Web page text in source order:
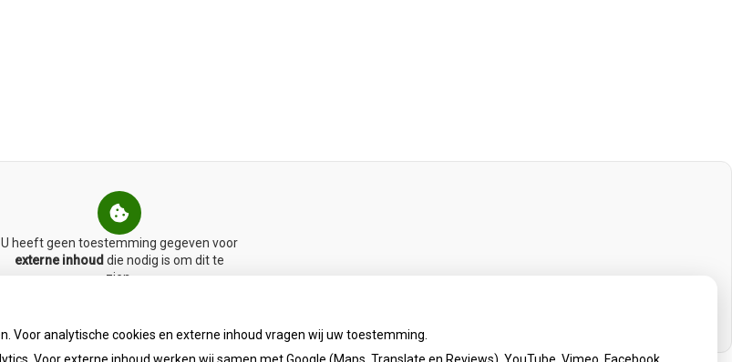
U heeft geen toestemming gegeven voor
externe inhoud die nodig is om dit te
zien.
Voor analytische cookies en externe inhoud vragen wij uw toestemming.